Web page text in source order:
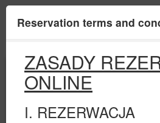
Reservation terms and
ZASADY
ONLINE
I. REZERWACJA
BEGINNING
09
AUGUST
2026
END
NUMBER OF GUESTS